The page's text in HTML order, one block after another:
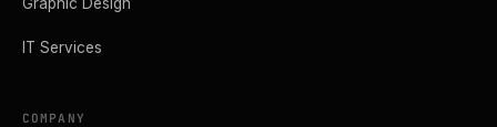
Graphic Design
IT Services
COMPANY